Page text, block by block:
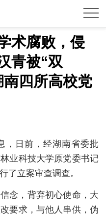
术腐败，侵
青被“双
四所高校党
，日前，经湖南省委批
业科技大学原党委书记
了立案审查调查。
念，背弃初心使命，大
要求，与他人串供，伪